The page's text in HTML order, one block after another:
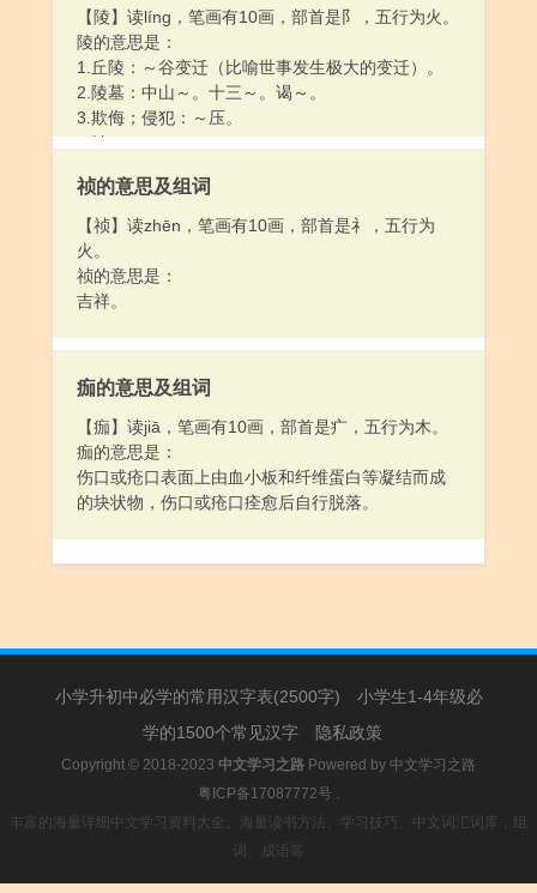
刘邦领导的起义军所灭。
3.指陕西和甘肃。特指陕西。
【陵】读líng，笔画有10画，部首是阝，五行为火。
陵的意思是：
1.丘陵：～谷变迁（比喻世事发生极大的变迁）。
2.陵墓：中山～。十三～。谒～。
3.欺侮；侵犯：～压。
4.姓。
祯的意思及组词
【祯】读zhēn，笔画有10画，部首是礻，五行为
火。
祯的意思是：
吉祥。
痂的意思及组词
【痂】读jiā，笔画有10画，部首是疒，五行为木。
痂的意思是：
伤口或疮口表面上由血小板和纤维蛋白等凝结而成
的块状物，伤口或疮口痊愈后自行脱落。
小学升初中必学的常用汉字表(2500字)
小学生1-4年级必
学的1500个常见汉字
隐私政策
Copyright © 2018-2023 中文学习之路 Powered by 中文学习之路
粤ICP备17087772号 .
丰富的海量详细中文学习资料大全。海量读书方法、学习技巧、中文词汇词库，组
词、成语等